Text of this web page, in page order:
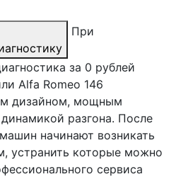
При
за 0 рублей
Alfa Romeo 146
дизайном, мощным
разгона. После
начинают возникать
устранить которые можно
сервиса